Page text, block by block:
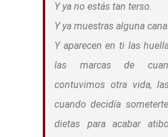
Y ya no estás tan terso.
Y ya muestras alguna cana.
Y aparecen en ti las
las marcas de
contuvimos otra vida,
cuando decidía
dietas para acabar